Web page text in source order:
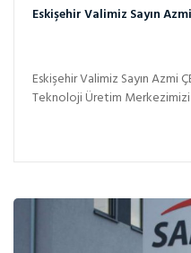
Eskişehir Valimiz Sayın
Eskişehir Valimiz Sayın Azmi
Teknoloji Üretim